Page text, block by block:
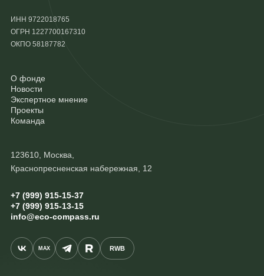
ИНН 9722018765
ОГРН 1227700167310
ОКПО 58187782
О фонде
Новости
Экспертное мнение
Проекты
Команда
123610, Москва,
Краснопресненская набережная, 12
+7 (999) 915-15-37
+7 (999) 915-13-15
info@eco-compass.ru
MAX RWB